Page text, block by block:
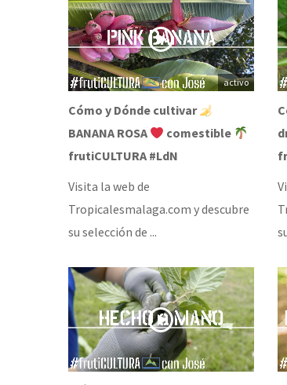
activo
Cómo y Dónde cultivar
BANANA ROSA
comestible
frutiCULTURA #LdN
Visita la web de
Tropicalesmalaga.com y descubre
su selección de ...